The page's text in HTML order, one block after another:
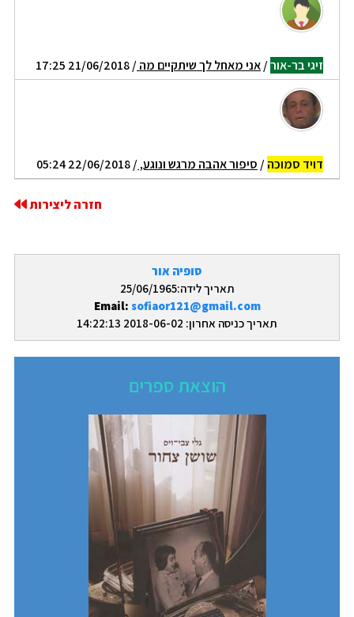
סופיה אור
תאריך לידה:25/06/1965
Email: sofiaor121@gmail.com
תאריך כניסה אחרון: 2018-06-02 14:22:13
הוצאת ספרים
זיגי בר-אור/אני מאחל לך שיתקיים מה/ 21/06/2018 17:25
דויד סמוכה/ סיפור אהבה מרגש ונוגע,/ 22/06/2018 05:24
חזרה ליצירות